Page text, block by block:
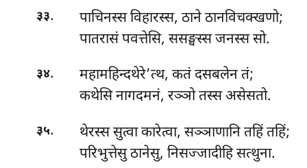
३३.
पाचिनस्स विहारस्स, ठाने ठानविचक्खणो;
पातरासं पवत्तेसि, ससङ्घस्स जनस्स सो.
३४.
महामहिन्दथेरे’त्थ, कतं दसबलेन तं;
कथेसि नागदमनं, रञ्ञो तस्स असेसतो.
३५.
थेरस्स सुत्वा कारेत्वा, सञ्ञाणानि तहिं तहिं;
परिभुत्तेसु ठानेसु, निसज्जादीहि सत्थुना.